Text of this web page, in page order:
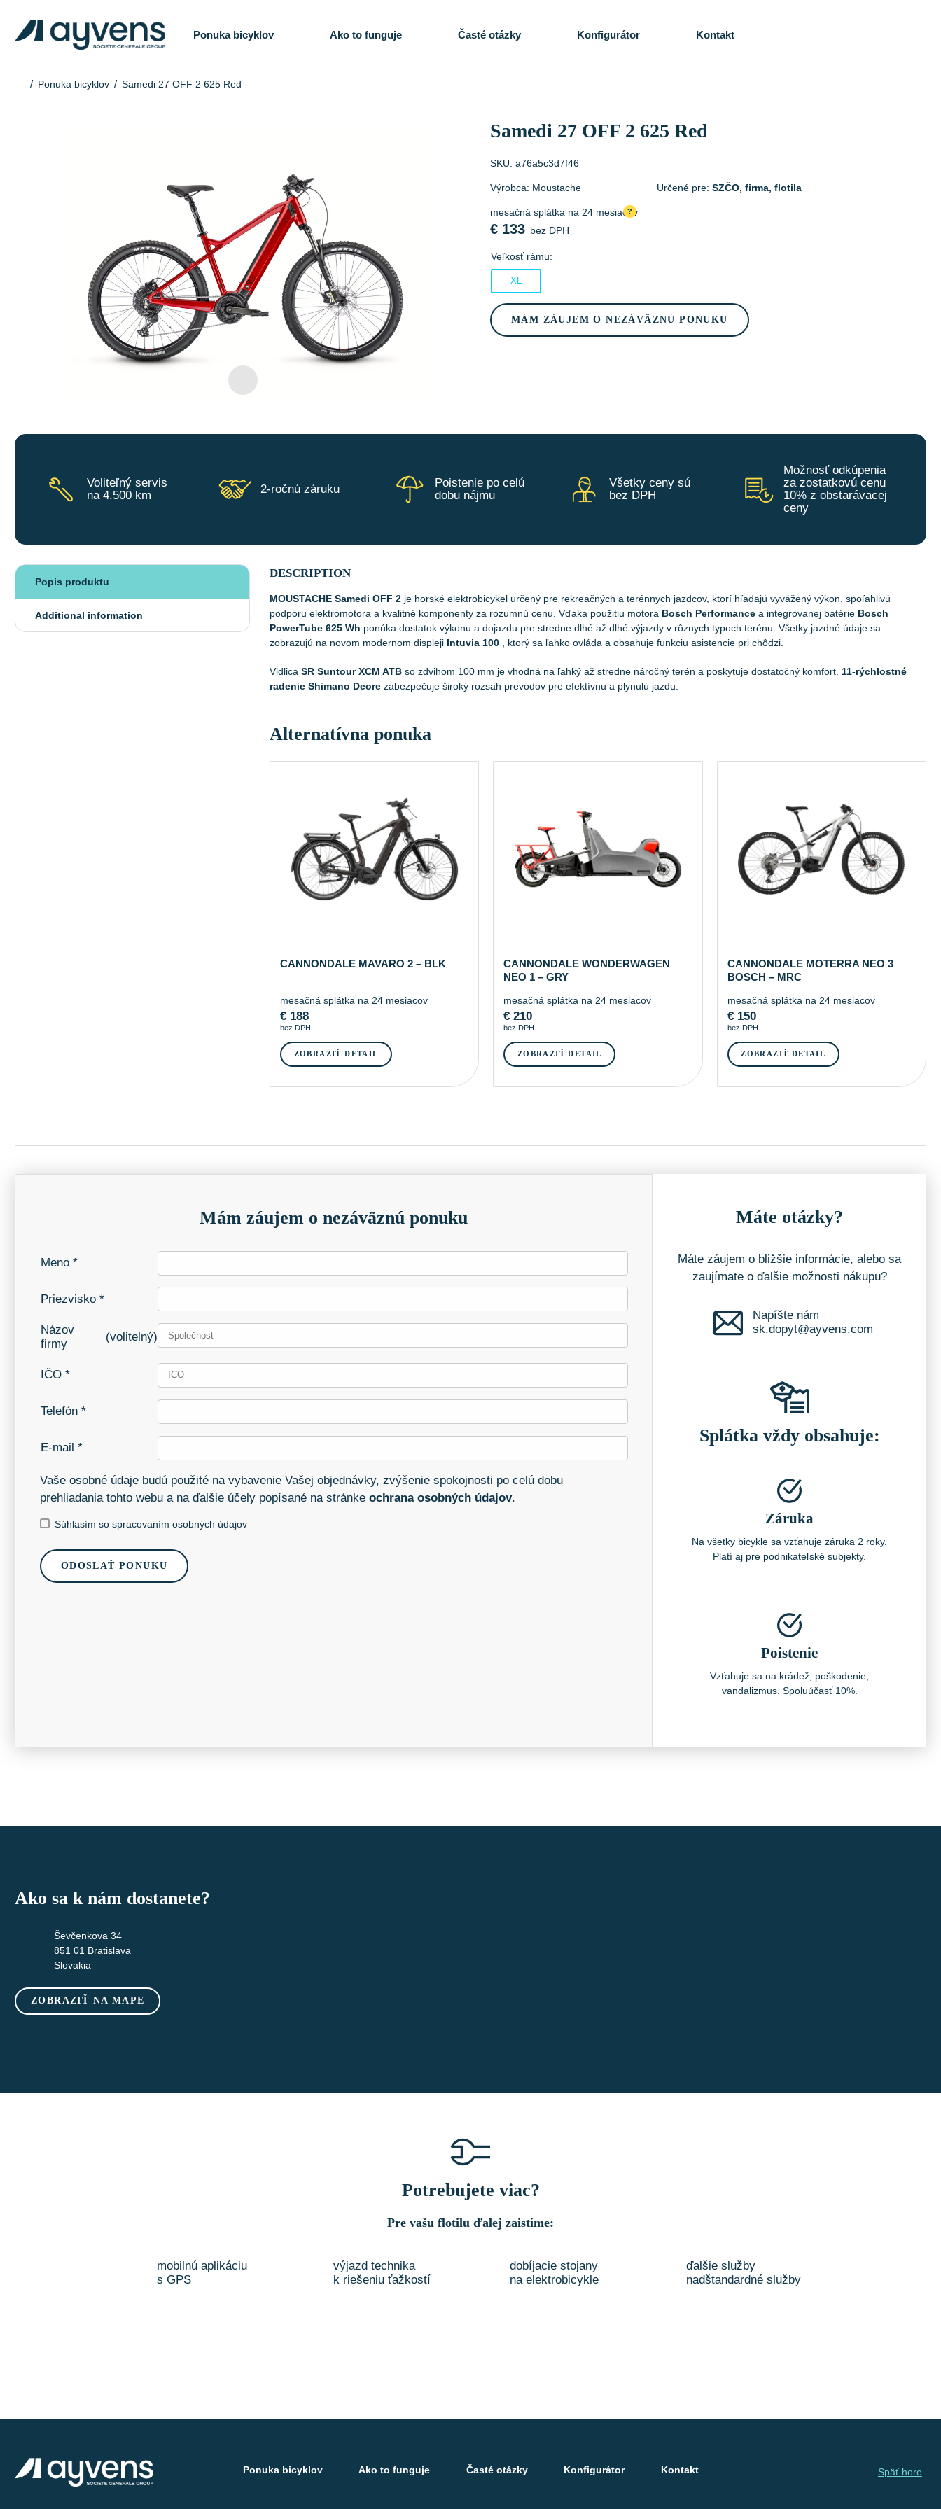
Ponuka bicyklov Ako to funguje Časté otázky Konfigurátor Kontakt
Ponuka bicyklov Samedi 27 OFF 2 625 Red
Samedi 27 OFF 2 625 Red
SKU: a76a5c3d7f46
Výrobca: Moustache Určené pre: SZČO, firma, flotila
?
mesačná splátka na 24 mesiacov
€ 133 bez DPH
Veľkosť rámu:
XL
MÁM ZÁUJEM O NEZÁVÄZNÚ PONUKU
Voliteľný servis
na 4.500 km
2-ročnú záruku
Poistenie po celú
dobu nájmu
Všetky ceny sú
bez DPH
Možnosť odkúpenia
za zostatkovú cenu
10% z obstarávacej
ceny
Popis produktu
Additional information
DESCRIPTION
MOUSTACHE Samedi OFF 2 je horské elektrobicykel určený pre rekreačných a terénnych jazdcov, ktorí hľadajú vyvážený výkon, spoľahlivú
podporu elektromotora a kvalitné komponenty za rozumnú cenu. Vďaka použitiu motora Bosch Performance a integrovanej batérie Bosch
PowerTube 625 Wh ponúka dostatok výkonu a dojazdu pre stredne dlhé až dlhé výjazdy v rôznych typoch terénu. Všetky jazdné údaje sa
zobrazujú na novom modernom displeji Intuvia 100 , ktorý sa ľahko ovláda a obsahuje funkciu asistencie pri chôdzi.
Vidlica SR Suntour XCM ATB so zdvihom 100 mm je vhodná na ľahký až stredne náročný terén a poskytuje dostatočný komfort. 11-rýchlostné
radenie Shimano Deore zabezpečuje široký rozsah prevodov pre efektívnu a plynulú jazdu.
Alternatívna ponuka
CANNONDALE MAVARO 2 – BLK
mesačná splátka na 24 mesiacov
€ 188
bez DPH
ZOBRAZIŤ DETAIL
CANNONDALE WONDERWAGEN
NEO 1 – GRY
mesačná splátka na 24 mesiacov
€ 210
bez DPH
ZOBRAZIŤ DETAIL
CANNONDALE MOTERRA NEO 3
BOSCH – MRC
mesačná splátka na 24 mesiacov
€150
bez DPH
ZOBRAZIŤ DETAIL
Mám záujem o nezáväznú ponuku
Meno *
Priezvisko *
Názov
firmy
(volitelný)
IČO *
Telefón *
E-mail *
Vaše osobné údaje budú použité na vybavenie Vašej objednávky, zvýšenie spokojnosti po celú dobu
prehliadania tohto webu a na ďalšie účely popísané na stránke ochrana osobných údajov.
Súhlasím so spracovaním osobných údajov
ODOSLAŤ PONUKU
Máte otázky?
Máte záujem o bližšie informácie, alebo sa
zaujímate o ďalšie možnosti nákupu?
Napíšte nám
sk.dopyt@ayvens.com
Splátka vždy obsahuje:
Záruka
Na všetky bicykle sa vzťahuje záruka 2 roky.
Platí aj pre podnikateľské subjekty.
Poistenie
Vzťahuje sa na krádež, poškodenie,
vandalizmus. Spoluúčasť 10%.
Ako sa k nám dostanete?
Ševčenkova 34
851 01 Bratislava
Slovakia
ZOBRAZIŤ NA MAPE
Potrebujete viac?
Pre vašu flotilu ďalej zaistíme:
mobilnú aplikáciu
s GPS
výjazd technika
k riešeniu ťažkostí
dobíjacie stojany
na elektrobicykle
ďalšie služby
nadštandardné služby
Ponuka bicyklov Ako to funguje Časté otázky Konfigurátor Kontakt Späť hore